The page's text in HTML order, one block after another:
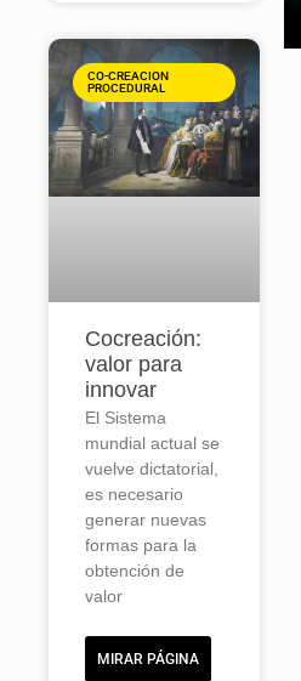
CO-CREACION
PROCEDURAL
Cocreación:
valor para
innovar
El Sistema
mundial actual se
vuelve dictatorial,
es necesario
generar nuevas
formas para la
obtención de
valor
MIRAR PÁGINA